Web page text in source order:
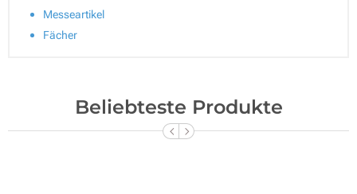
Messeartikel
Fächer
Beliebteste Produkte